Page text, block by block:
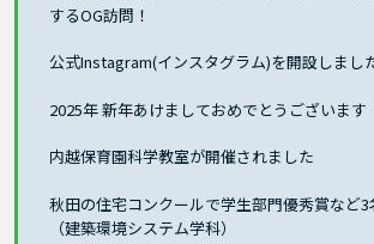
するOG訪問！
公式Instagram(インスタグラム)を開設しまし
2025年 新年あけましておめでとうございます
内越保育園科学教室が開催されました
秋田の住宅コンクールで学生部門優秀賞など3
（建築環境システム学科）